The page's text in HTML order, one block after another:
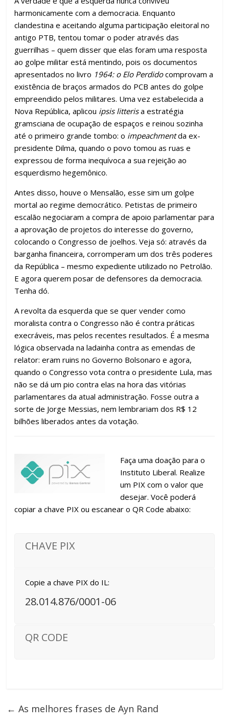
harmonicamente com a democracia. Enquanto
clandestina e aceitando alguma participação eleitoral no
antigo PTB, tentou tomar o poder através das
guerrilhas – quem disser que elas foram uma resposta
ao golpe militar está mentindo, pois os documentos
apresentados no livro 1964: o Elo Perdidocomprovam a
existência de braços armados do PCB antes do golpe
empreendido pelos militares. Uma vez estabelecida a
Nova República, aplicou ipsis litterisa estratégia
gramsciana de ocupação de espaços e reinou sozinha
até o primeiro grande tombo: o impeachmentda ex-
presidente Dilma, quando o povo tomou as ruas e
expressou de forma inequívoca a sua rejeição ao
esquerdismo hegemônico.
Antes disso, houve o Mensalão, esse sim um golpe
mortal ao regime democrático. Petistas de primeiro
escalão negociaram a compra de apoio parlamentar para
a aprovação de projetos do interesse do governo,
colocando o Congresso de joelhos. Veja só: através da
barganha financeira, corromperam um dos três poderes
da República – mesmo expediente utilizado no Petrolão.
E agora querem posar de defensores da democracia.
Tenha dó.
A revolta da esquerda que se quer vender como
moralista contra o Congresso não é contra práticas
execráveis, mas pelos recentes resultados. É a mesma
lógica observada na ladainha contra as emendas de
relator: eram ruins no Governo Bolsonaro e agora,
quando o Congresso vota contra o presidente Lula, mas
não se dá um pio contra elas na hora das vitórias
parlamentares da atual administração. Fosse outra a
sorte de Jorge Messias, nem lembrariam dos R$ 12
bilhões liberados antes da votação.
Faça uma doação para o
Instituto Liberal. Realize
um PIX com o valor que
desejar. Você poderá
copiar a chave PIX ou escanear o QR Code abaixo:
CHAVE PIX
Copie a chave PIX do IL:
28.014.876/0001-06
QR CODE
← As melhores frases de Ayn Rand